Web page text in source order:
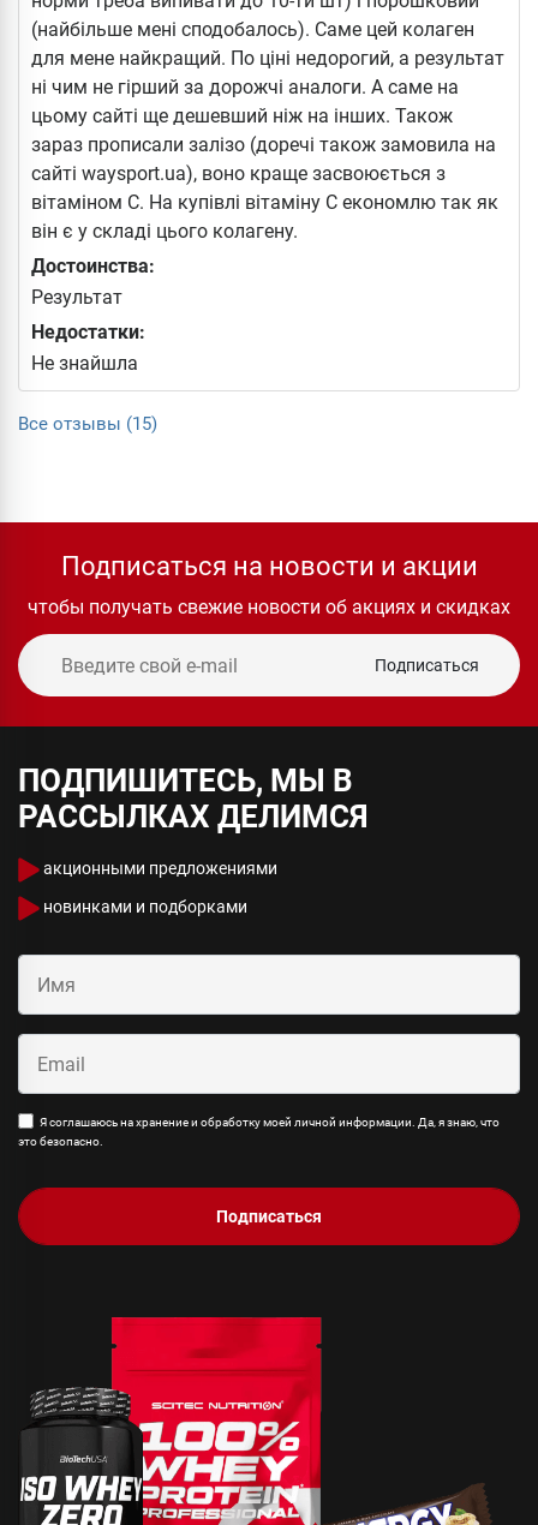
(найбільше мені сподобалось). Саме цей колаген
для мене найкращий. По ціні недорогий, а результат
ні чим не гірший за дорожчі аналоги. А саме на
цьому сайті ще дешевший ніж на інших. Також
зараз прописали залізо (доречі також замовила на
сайті waysport.ua), воно краще засвоюється з
вітаміном С. На купівлі вітаміну С економлю так як
він є у складі цього колагену.
Достоинства:
Результат
Недостатки:
Не знайшла
Все отзывы (15)
Подписаться на новости и акции
чтобы получать свежие новости об акциях и скидках
Подписаться
ПОДПИШИТЕСЬ, МЫ В
РАССЫЛКАХ ДЕЛИМСЯ
акционными предложениями
новинками и подборками
Я соглашаюсь на хранение и обработку моей личной информации. Да, я знаю, что
это безопасно.
Подписаться